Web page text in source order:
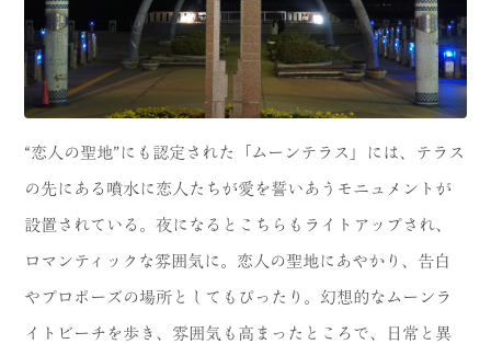
“恋人の聖地”にも認定された「ムーンテラス」には、テラス
の先にある噴水に恋人たちが愛を誓いあうモニュメントが
設置されている。夜になるとこちらもライトアップされ、
ロマンティックな雰囲気に。恋人の聖地にあやかり、告白
やプロポーズの場所としてもぴったり。幻想的なムーンラ
イトビーチを歩き、雰囲気も高まったところで、日常と異